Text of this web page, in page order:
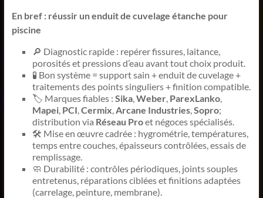
En bref : réussir un enduit de cuvelage étanche pour
piscine
🔎 Diagnostic rapide : repérer fissures, laitance,
porosités et pressions d’eau avant tout choix produit.
🧪 Bon système = support sain + enduit de cuvelage +
traitements des points singuliers + finition compatible.
🏷️ Marques fiables : Sika,Weber, ParexLanko,
Mapei, PCI,Cermix,Arcane Industries,Sopro;
distribution via Réseau Proet négoces spécialisés.
🛠️ Mise en œuvre cadrée : hygrométrie, températures,
temps entre couches, épaisseurs contrôlées, essais de
remplissage.
🧼 Durabilité : contrôles périodiques, joints souples
entretenus, réparations ciblées et finitions adaptées
(carrelage, peinture, membrane).